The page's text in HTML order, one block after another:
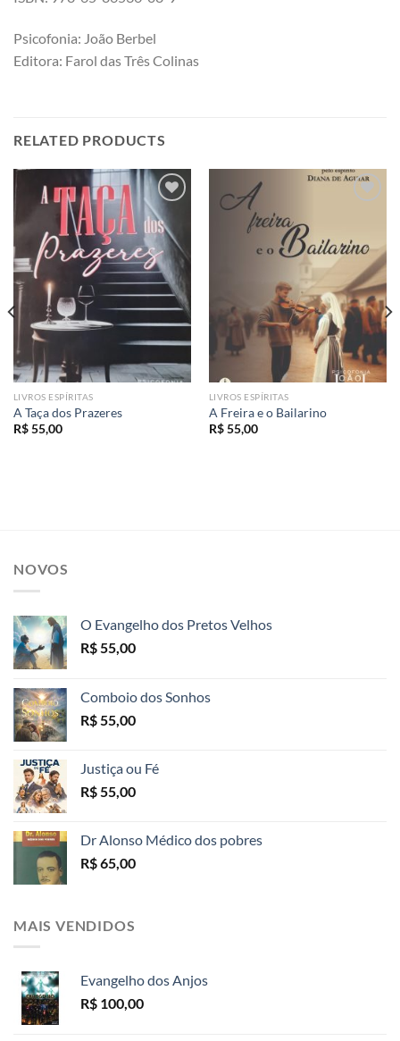
Psicofonia: João Berbel
Editora: Farol das Três Colinas
RELATED PRODUCTS
Add to
wishlist
LIVROS ESPÍRITAS
A Taça dos Prazeres
R$55,00
LIVROS ESPÍRITAS
A Freira e o Bailarino
R$55,00
NOVOS
O Evangelho dos Pretos Velhos
R$ 55,00
Comboio dos Sonhos
R$ 55,00
Justiça ou Fé
R$ 55,00
Dr Alonso Médico dos pobres
R$65,00
MAIS VENDIDOS
Evangelho dos Anjos
R$ 100,00